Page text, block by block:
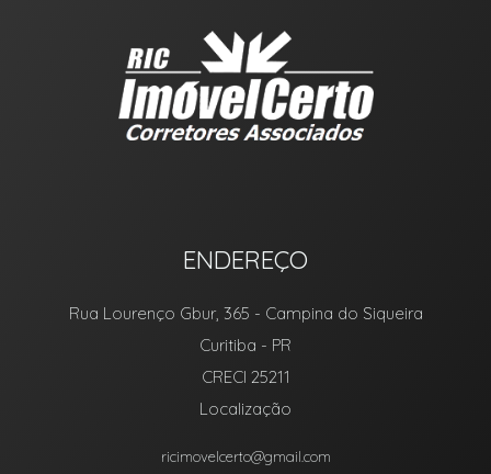
ENDEREÇO
Rua Lourenço Gbur, 365 - Campina do Siqueira
Curitiba - PR
CRECI 25211
Localização
ricimovelcerto@gmail.com